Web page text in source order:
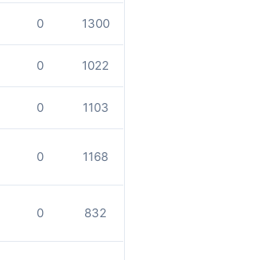
0 1300
0 1022
0 1103
0 1168
0 832